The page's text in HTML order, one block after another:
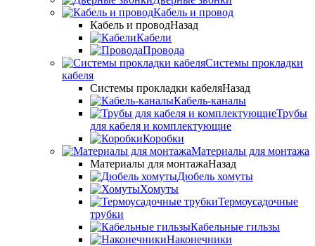
Кабель и провод
Кабель и проводНазад
Кабели
Провода
Системы прокладки
кабеля
Системы прокладки кабеляНазад
Кабель-каналы
Трубы
для кабеля и комплектующие
Коробки
Материалы для монтажа
Материалы для монтажаНазад
Дюбель хомуты
Хомуты
Термоусадочные
трубки
Кабельные гильзы
Наконечники